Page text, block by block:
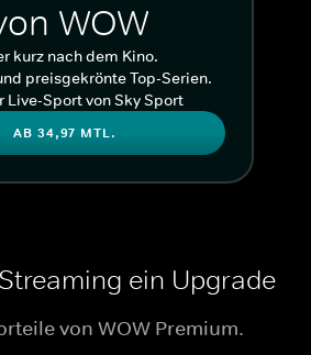
WOW
kurz nach dem Kino.
preisgekrönte Top-Serien.
Live-Sport von Sky Sport
AB 34,97 MTL.
ein Upgrade
von WOW Premium.